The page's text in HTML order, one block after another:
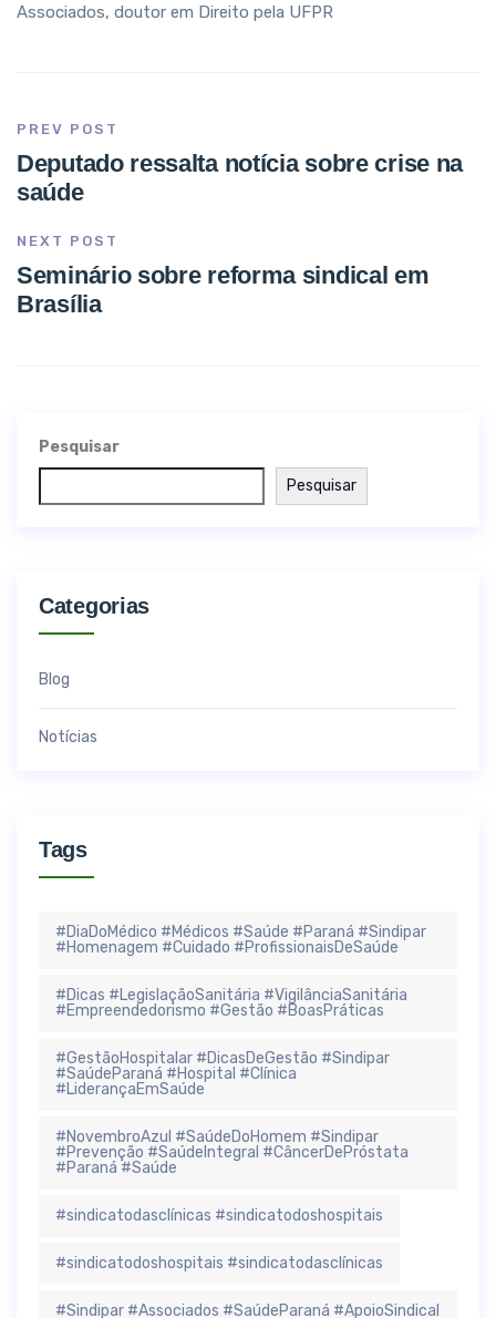
Associados, doutor em Direito pela UFPR
PREV POST
Deputado ressalta notícia sobre crise na
saúde
NEXT POST
Seminário sobre reforma sindical em
Brasília
Pesquisar
Pesquisar
Categorias
Blog
Notícias
Tags
#DiaDoMédico #Médicos #Saúde #Paraná #Sindipar
#Homenagem #Cuidado #ProfissionaisDeSaúde
#Dicas #LegislaçãoSanitária #VigilânciaSanitária
#Empreendedorismo #Gestão #BoasPráticas
#GestãoHospitalar #DicasDeGestão #Sindipar
#SaúdeParaná #Hospital #Clínica
#LiderançaEmSaúde
#NovembroAzul #SaúdeDoHomem #Sindipar
#Prevenção #SaúdeIntegral #CâncerDePróstata
#Paraná #Saúde
#sindicatodasclínicas #sindicatodoshospitais
#sindicatodoshospitais #sindicatodasclínicas
#Sindipar #Associados #SaúdeParaná #ApoioSindical